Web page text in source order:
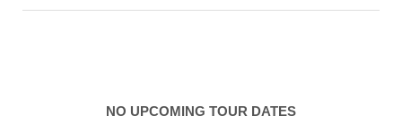
NO UPCOMING TOUR DATES